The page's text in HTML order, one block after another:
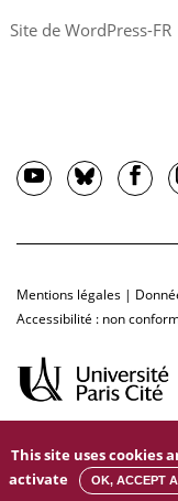
Site de WordPress-FR
Mentions légales |
Accessibilité : non
This site uses cookies
activate
OK, ACCEPT